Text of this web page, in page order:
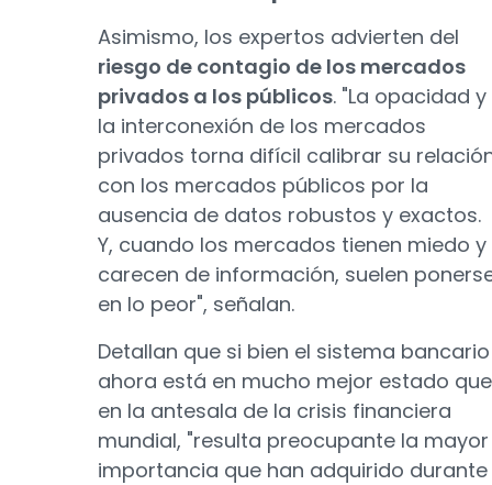
Asimismo, los expertos advierten del
riesgo de contagio de los mercados
privados a los públicos. "La opacidad y
la interconexión de los mercados
privados torna difícil calibrar su
con los mercados públicos por la
ausencia de datos robustos y exactos.
Y, cuando los mercados tienen miedo y
carecen de información, suelen
en lo peor", señalan.
Detallan que si bien el sistema bancario
ahora está en mucho mejor estado que
en la antesala de la crisis financiera
mundial, "resulta preocupante la mayor
importancia que han adquirido durante